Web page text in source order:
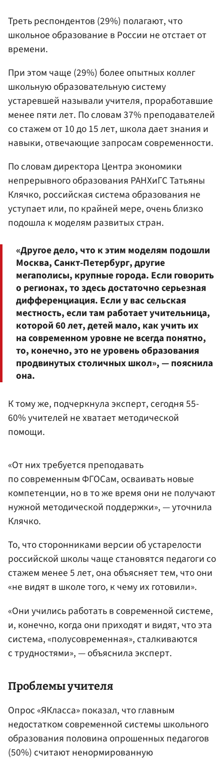
Треть респондентов (29%) полагают, что
школьное образование в России не отстает от
времени.
При этом чаще (29%) более опытных коллег
школьную образовательную систему
устаревшей называли учителя, проработавшие
менее пяти лет. По словам 37% преподавателей
со стажем от 10 до 15 лет, школа дает знания и
навыки, отвечающие запросам современности.
По словам директора Центра экономики
непрерывного образования РАНХиГС Татьяны
Клячко, российская система образования не
уступает или, по крайней мере, очень близко
подошла к моделям развитых стран.
«Другое дело, что к этим моделям подошли
Москва, Санкт-Петербург, другие
мегаполисы, крупные города. Если говорить
о регионах, то здесь достаточно серьезная
дифференциация. Если у вас сельская
местность, если там работает учительница,
которой 60 лет, детей мало, как учить их
на современном уровне не всегда понятно,
то, конечно, это не уровень образования
продвинутых столичных школ», — пояснила
она.
К тому же, подчеркнула эксперт, сегодня 55-
60% учителей не хватает методической
помощи.
«От них требуется преподавать
по современным ФГОСам, осваивать новые
компетенции, но в то же время они не получают
нужной методической поддержки», — уточнила
Клячко.
То, что сторонниками версии об устарелости
российской школы чаще становятся педагоги со
стажем менее 5 лет, она объясняет тем, что они
«не видят в школе того, к чему их готовили».
«Они учились работать в современной системе,
и, конечно, когда они приходят и видят, что эта
система, «полусовременная», сталкиваются
с трудностями», — объяснила эксперт.
Проблемы учителя
Опрос «ЯКласса» показал, что главным
недостатком современной системы школьного
образования половина опрошенных педагогов
(50%) считают ненормированную